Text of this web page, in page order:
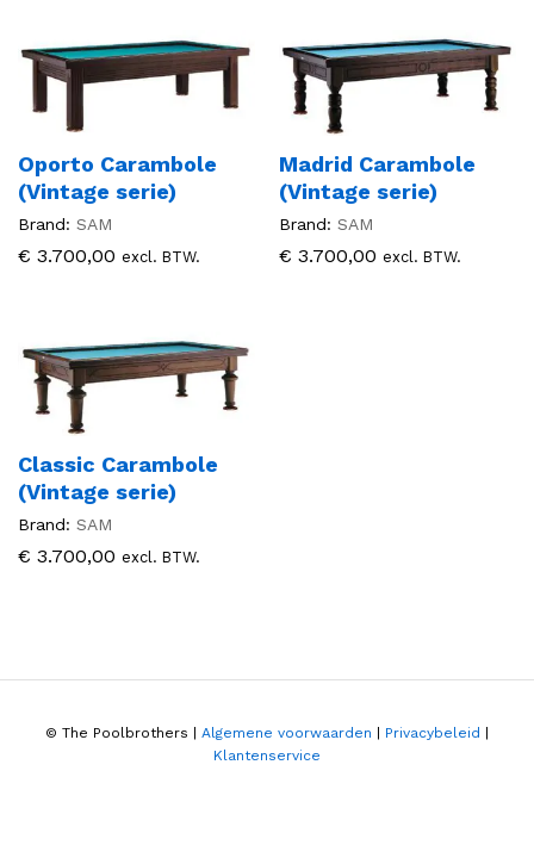
Oporto Carambole
(Vintage serie)
Brand: SAM
€ 3.700,00 excl. BTW.
Madrid Carambole
(Vintage serie)
Brand: SAM
€ 3.700,00 excl. BTW.
Classic Carambole
(Vintage serie)
Brand: SAM
€ 3.700,00 excl. BTW.
© The Poolbrothers | Algemene voorwaarden | Privacybeleid |
Klantenservice